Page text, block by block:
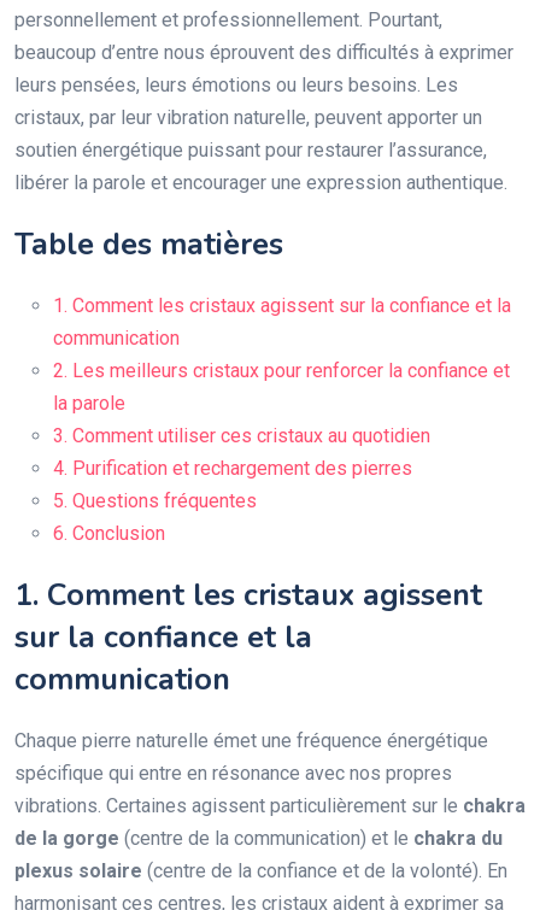
personnellement et professionnellement. Pourtant,
beaucoup d’entre nous éprouvent des difficultés à exprimer
leurs pensées, leurs émotions ou leurs besoins. Les
cristaux, par leur vibration naturelle, peuvent apporter un
soutien énergétique puissant pour restaurer l’assurance,
libérer la parole et encourager une expression authentique.
Table des matières
1. Comment les cristaux agissent sur la confiance et la
communication
2. Les meilleurs cristaux pour renforcer la confiance et
la parole
3. Comment utiliser ces cristaux au quotidien
4. Purification et rechargement des pierres
5. Questions fréquentes
6. Conclusion
1. Comment les cristaux agissent
sur la confiance et la
communication
Chaque pierre naturelle émet une fréquence énergétique
spécifique qui entre en résonance avec nos propres
vibrations. Certaines agissent particulièrement sur le chakra
de la gorge (centre de la communication) et le chakra du
plexus solaire (centre de la confiance et de la volonté). En
harmonisant ces centres, les cristaux aident à exprimer sa